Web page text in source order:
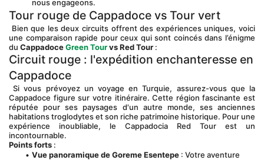
nous engageons.
Tour rouge de Cappadoce vs Tour vert
une comparaison rapide pour ceux qui sont coincés dans l’énigme
du CappadoceGreen Tourvs Red Tour :
Circuit rouge : l'expédition enchanteresse en
Cappadoce
Si vous prévoyez un voyage en Turquie, assurez-vous que la
Cappadoce figure sur votre itinéraire. Cette région fascinante est
réputée pour ses paysages d'un autre monde, ses anciennes
habitations troglodytes et son riche patrimoine historique. Pour une
expérience inoubliable, le Cappadocia Red Tour est un
incontournable.
Points forts :
Vue panoramique de Goreme Esentepe : Votre aventure